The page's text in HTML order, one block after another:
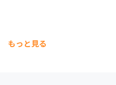
もっと見る